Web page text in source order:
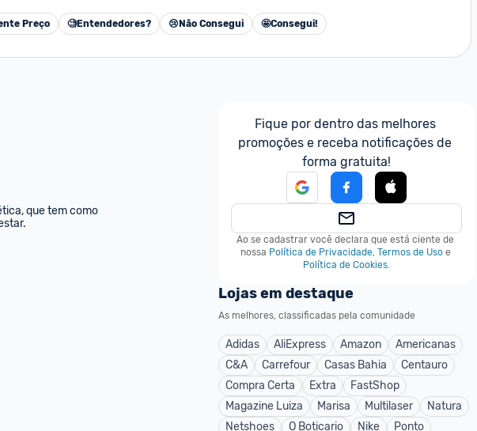
Preço 🧐Entendedores? 😢 Não Consegui 🤩Consegui!
que tem como
Fique por dentro das melhores
promoções e receba notificações de
forma gratuita!
Ao se cadastrar você declara que está ciente de
nossa Política de Privacidade, Termos de Uso e
Política de Cookies.
Lojas em destaque
As melhores, classificadas pela comunidade
Adidas AliExpress Amazon
Americanas
C&A
Carrefour Casas Bahia
Centauro
Compra Certa
Extra
FastShop
Magazine Luiza
Marisa Multilaser
Natura
Netshoes
O Boticario Nike
Ponto